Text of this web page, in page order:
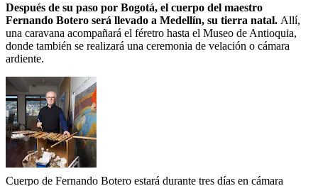
Después de su paso por Bogotá, el cuerpo del maestro
Fernando Botero será llevado a Medellín, su tierra natal. Allí,
una caravana acompañará el féretro hasta el Museo de Antioquia,
donde también se realizará una ceremonia de velación o cámara
ardiente.
Cuerpo de Fernando Botero estará durante tres días en cámara